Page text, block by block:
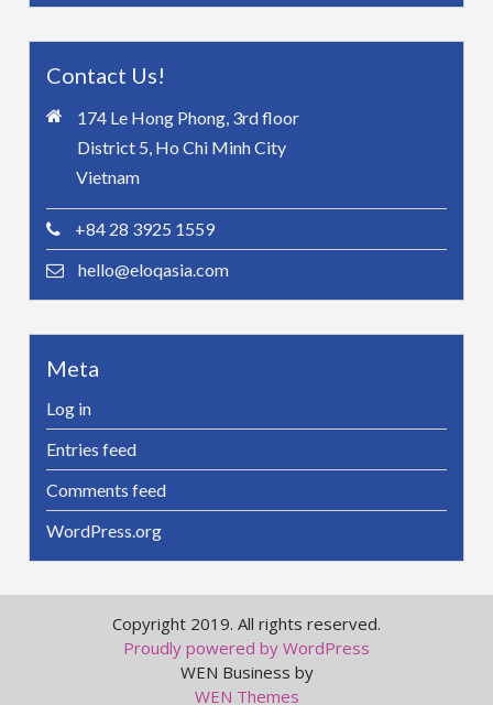
Contact Us!
174 Le Hong Phong, 3rd floor
District 5, Ho Chi Minh City
Vietnam
+84 28 3925 1559
hello@eloqasia.com
Meta
Log in
Entries feed
Comments feed
WordPress.org
Copyright 2019. All rights reserved.
Proudly powered by WordPress
WEN Business by
WEN Themes